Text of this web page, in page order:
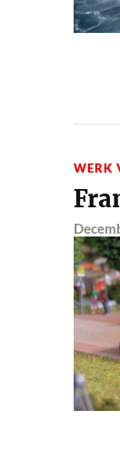
WERK